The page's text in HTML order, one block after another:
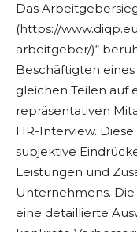
Das
(https://
arbeitgeber/)“
Beschäftigten
gleichen Teilen auf
repräsentativen
HR-Interview.
subjektive
Leistungen und
Unternehmens.
eine detaillierte